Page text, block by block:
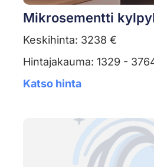
Mikrosementti
Keskihinta: 3238 €
Hintajakauma: 1329 -
Katso hinta